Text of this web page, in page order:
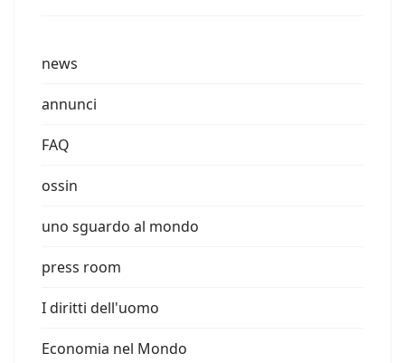
news
annunci
FAQ
ossin
uno sguardo al mondo
press room
I diritti dell'uomo
Economia nel Mondo